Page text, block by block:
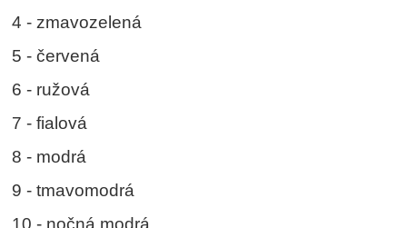
4 - zmavozelená
5 - červená
6 - ružová
7 - fialová
8 - modrá
9 - tmavomodrá
10 - nočná modrá